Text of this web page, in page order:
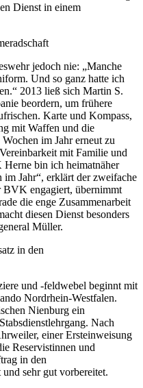
Dienst in einem
jedoch nie: „Manche
Und so ganz hatte ich
2013 ließ sich Martin S.
beordern, um frühere
Karte und Kompass,
mit Waffen und die
im Jahr erneut zu
mit Familie und
bin ich heimatnäher
im Jahr“, erklärt der zweifache
BVK engagiert, übernimmt
die enge Zusammenarbeit
diesen Dienst besonders
Müller.
in den
und -feldwebel beginnt mit
Nordrhein-Westfalen.
Nienburg ein
Nach
einer Ersteinweisung
Reservistinnen und
in den
sehr gut vorbereitet.